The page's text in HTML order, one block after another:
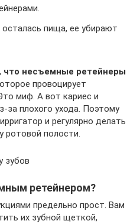
пища, ее убирают
что несъемные ретейнеры
провоцирует
миф. А вот кариес и
за плохого ухода. Поэтому
и регулярно делать
ротовой полости.
зубов
ретейнером?
предельно прост. Вам
их зубной щеткой,